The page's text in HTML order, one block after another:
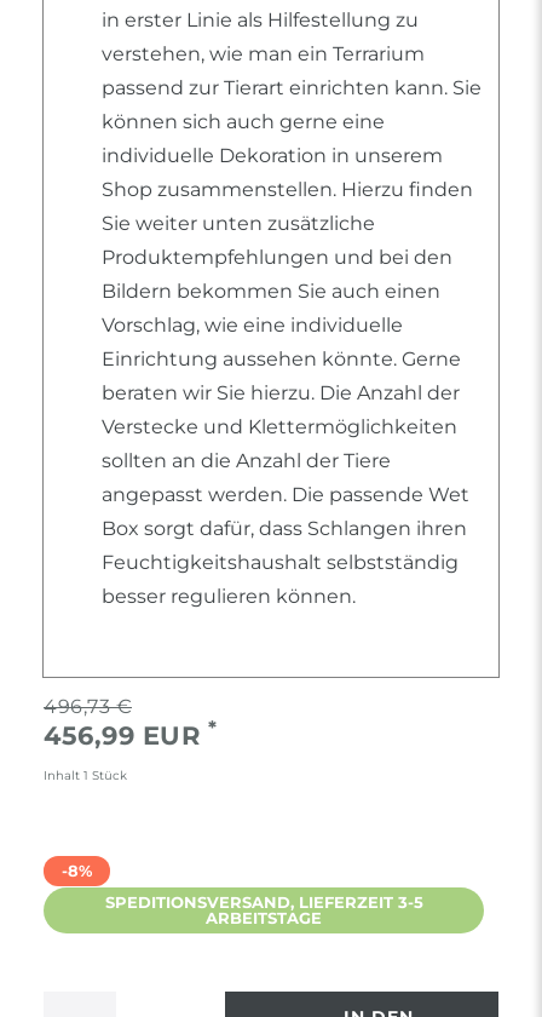
in erster Linie als Hilfestellung zu
verstehen, wie man ein Terrarium
passend zur Tierart einrichten kann. Sie
können sich auch gerne eine
individuelle Dekoration in unserem
Shop zusammenstellen. Hierzu finden
Sie weiter unten zusätzliche
Produktempfehlungen und bei den
Bildern bekommen Sie auch einen
Vorschlag, wie eine individuelle
Einrichtung aussehen könnte. Gerne
beraten wir Sie hierzu. Die Anzahl der
Verstecke und Klettermöglichkeiten
sollten an die Anzahl der Tiere
angepasst werden. Die passende Wet
Box sorgt dafür, dass Schlangen ihren
Feuchtigkeitshaushalt selbstständig
besser regulieren können.
496,73 €
456,99 EUR *
Inhalt 1 Stück
-8%
SPEDITIONSVERSAND, LIEFERZEIT 3-5
ARBEITSTAGE